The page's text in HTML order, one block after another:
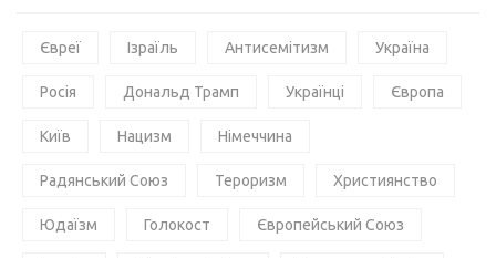
Євреї Ізраїль Антисемітизм Україна
Росія Дональд Трамп Українці Європа
Київ Нацизм Німеччина
Радянський Союз Тероризм Християнство
Юдаїзм Голокост Європейський Союз